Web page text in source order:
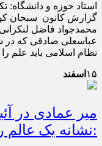
استاد حوزه و
گزارش کانون سبحان
محمدجواد فاضل
عباسعلی صادقی که در
نظام اسلامی باید علم
۱۵ اسفند
میر عمادی در
:نشانه یک عالم